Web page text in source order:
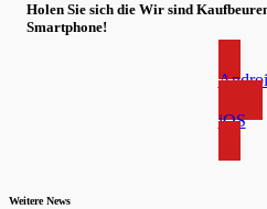
Holen Sie sich die Wir sind
Smartphone!
iOS
Weitere News